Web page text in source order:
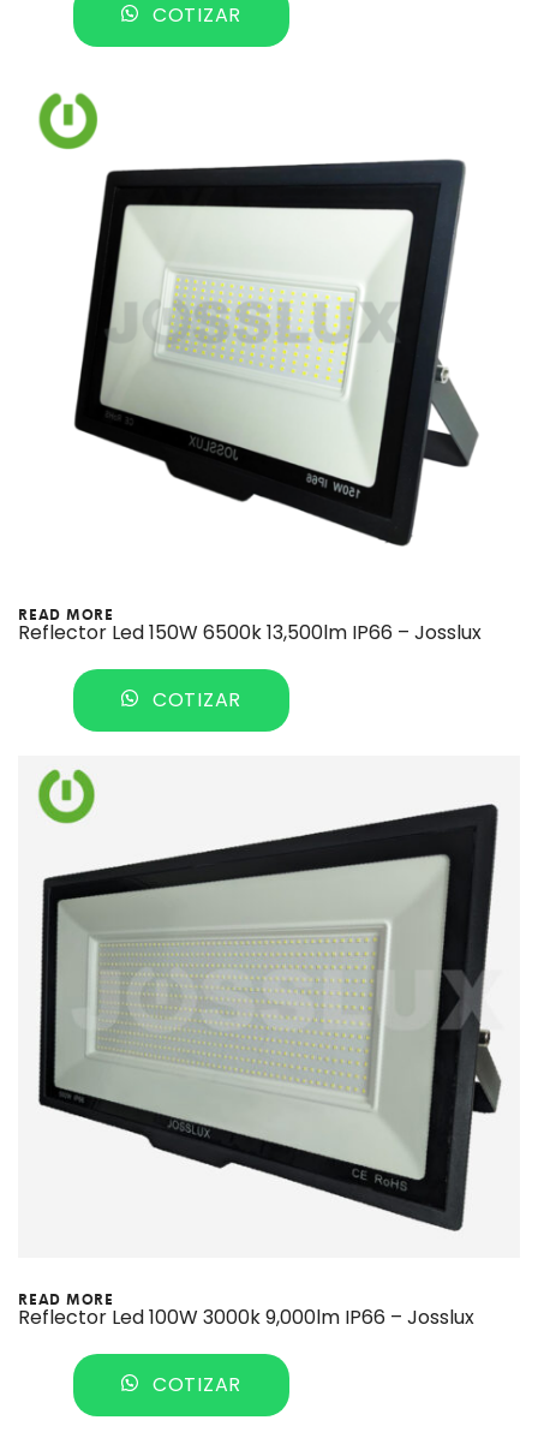
COTIZAR
READ MORE
Reflector Led 150W 6500k 13,500lm IP66 – Josslux
COTIZAR
READ MORE
Reflector Led 100W 3000k 9,000lm IP66 – Josslux
COTIZAR